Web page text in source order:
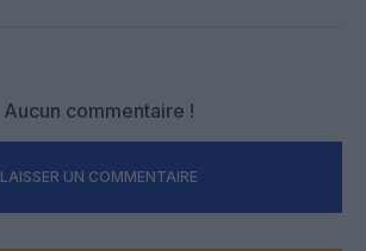
Aucun commentaire !
LAISSER UN COMMENTAIRE